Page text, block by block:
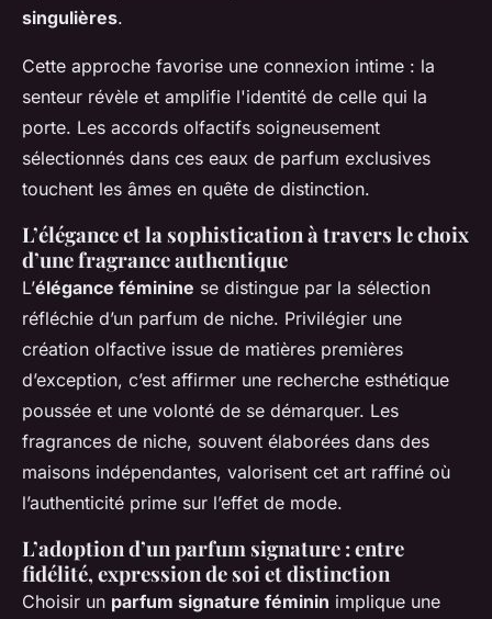
singulières.
Cette approche favorise une connexion intime : la
senteur révèle et amplifie l'identité de celle qui la
porte. Les accords olfactifs soigneusement
sélectionnés dans ces eaux de parfum exclusives
touchent les âmes en quête de distinction.
L’élégance et la sophistication à travers le choix
d’une fragrance authentique
L’élégance féminine se distingue par la sélection
réfléchie d’un parfum de niche. Privilégier une
création olfactive issue de matières premières
d’exception, c’est affirmer une recherche esthétique
poussée et une volonté de se démarquer. Les
fragrances de niche, souvent élaborées dans des
maisons indépendantes, valorisent cet art raffiné où
l’authenticité prime sur l’effet de mode.
L’adoption d’un parfum signature : entre
fidélité, expression de soi et distinction
Choisir un parfum signature féminin implique une